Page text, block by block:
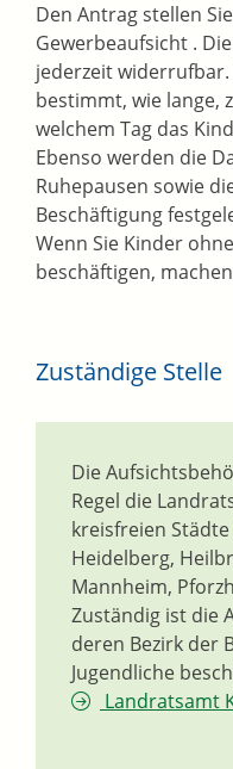
Den Antrag stellen
Gewerbeaufsicht .
jederzeit
bestimmt, wie lange,
welchem Tag das
Ebenso werden die
Ruhepausen sowie
Beschäftigung
Wenn Sie Kinder
beschäftigen,
Zuständige Stelle
Die
Regel die
kreisfreien
Heidelberg,
Mannheim,
Zuständig ist die
deren Bezirk der
Jugendliche
Landratsamt